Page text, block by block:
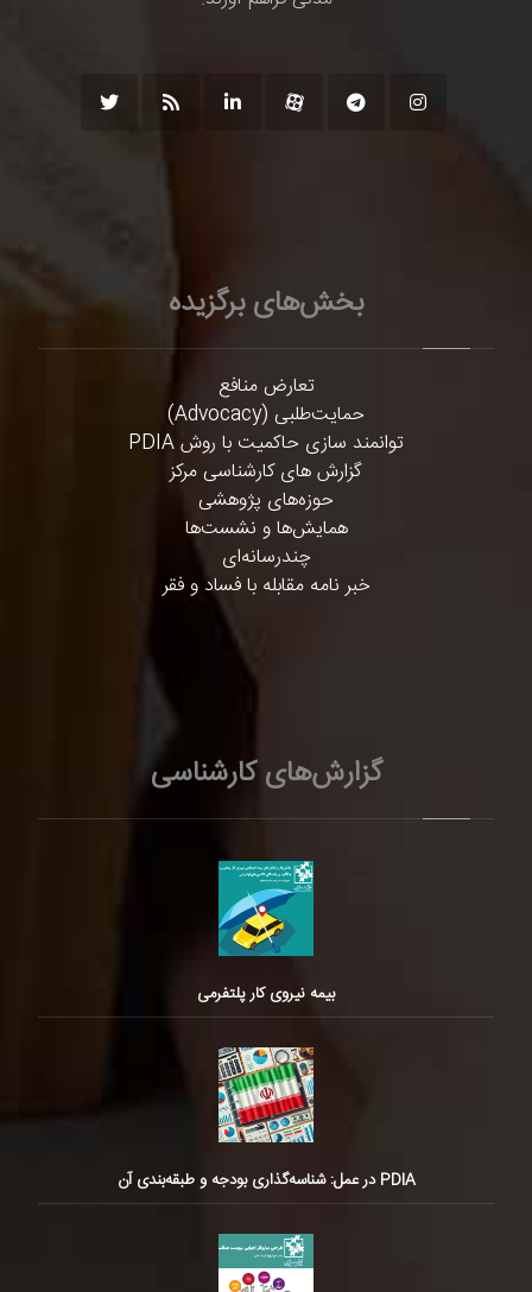
بخش‌های برگزیده
تعارض منافع
حمایت‌طلبی (Advocacy)
توانمند سازی حاکمیت با روش PDIA
گزارش های کارشناسی مرکز
حوزه‌های پژوهشی
همایش‌ها و نشست‌ها
چندرسانه‌ای
خبر نامه مقابله با فساد و فقر
گزارش‌های کارشناسی
بیمه نیروی کار پلتفرمی
PDIA در عمل: شناسه‌گذاری بودجه و طبقه‌بندی آن